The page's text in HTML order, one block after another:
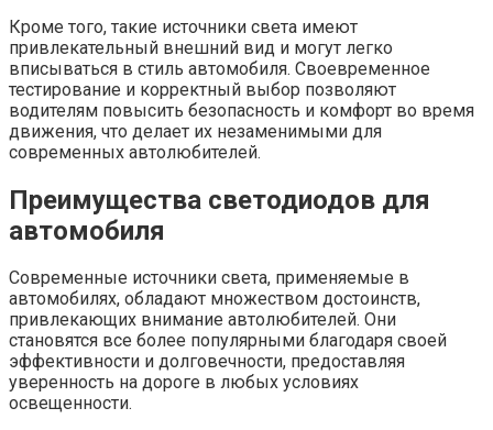
Кроме того, такие источники света имеют
привлекательный внешний вид и могут легко
вписываться в стиль автомобиля. Своевременное
тестирование и корректный выбор позволяют
водителям повысить безопасность и комфорт во время
движения, что делает их незаменимыми для
современных автолюбителей.
Преимущества светодиодов для
автомобиля
Современные источники света, применяемые в
автомобилях, обладают множеством достоинств,
привлекающих внимание автолюбителей. Они
становятся все более популярными благодаря своей
эффективности и долговечности, предоставляя
уверенность на дороге в любых условиях
освещенности.